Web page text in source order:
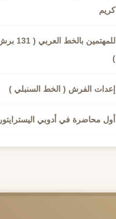
كريم
)
إعدات الفرش ( الخط السنبلي )
أول محاضرة في أدوبي اليسترايتور